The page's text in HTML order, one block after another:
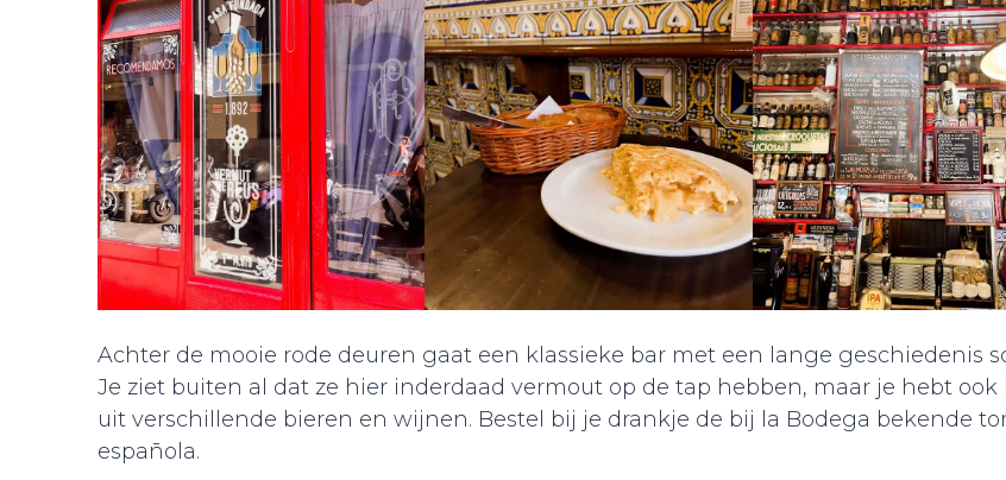
Achter de mooie rode deuren gaat een klassieke bar met een lange geschiedenis
Je ziet buiten al dat ze hier inderdaad vermout op de tap hebben, maar je hebt ook
uit verschillende bieren en wijnen. Bestel bij je drankje de bij la Bodega bekende
española.